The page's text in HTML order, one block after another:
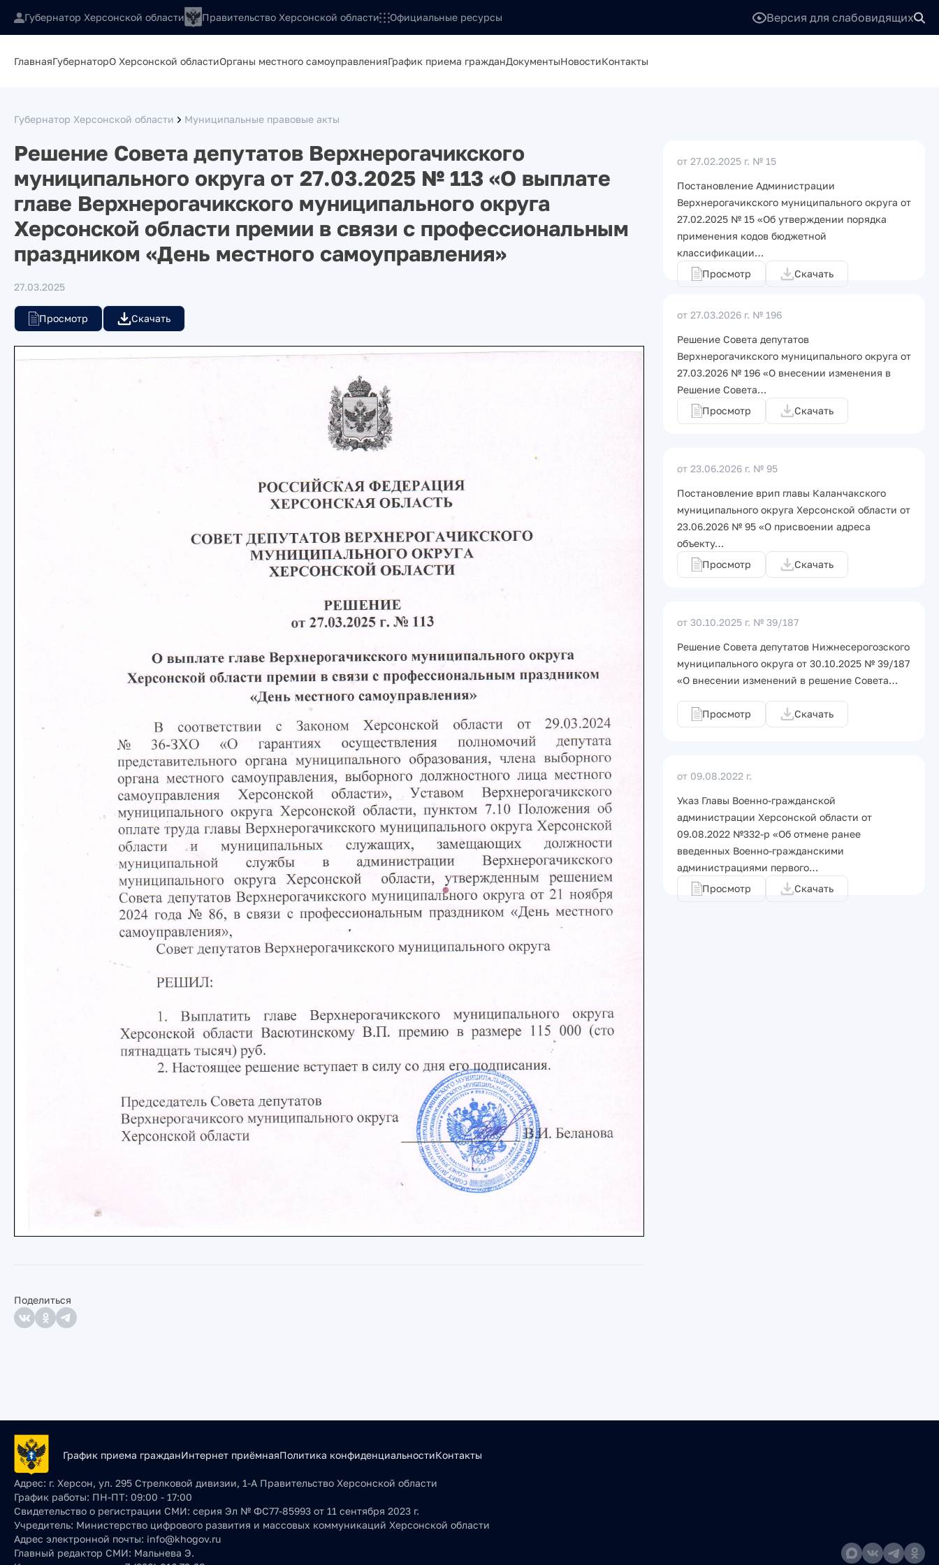
Губернатор Херсонской области Правительство Херсонской области Официальные ресурсы Версия для слабовидящих
ГлавнаяГубернаторО Херсонской областиОрганы местного самоуправленияГрафик приема гражданДокументыНовостиКонтакты
Губернатор Херсонской области Муниципальные правовые акты
Решение Совета депутатов Верхнерогачикского
муниципального округа от 27.03.2025 № 113 «О выплате
главе Верхнерогачикского муниципального округа
Херсонской области премии в связи с профессиональным
праздником «День местного самоуправления»
27.03.2025
Просмотр Скачать
Поделиться
от 27.02.2025 г. № 15
Постановление Администрации
Верхнерогачикского муниципального округа от
27.02.2025 № 15 «Об утверждении порядка
применения кодов бюджетной
классификации…
Просмотр
Скачать
от 27.03.2026 г. № 196
Решение Совета депутатов
Верхнерогачикского муниципального округа от
27.03.2026 № 196 «О внесении изменения в
Решение Совета…
Просмотр
Скачать
от 23.06.2026 г. № 95
Постановление врип главы Каланчакского
муниципального округа Херсонской области от
23.06.2026 № 95 «О присвоении адреса
объекту…
Просмотр
Скачать
от 30.10.2025 г. № 39/187
Решение Совета депутатов Нижнесерогозского
муниципального округа от 30.10.2025 № 39/187
«О внесении изменений в решение Совета…
Просмотр Скачать
от 09.08.2022 г.
Указ Главы Военно-гражданской
администрации Херсонской области от
09.08.2022 №332-р «Об отмене ранее
введенных Военно-гражданскими
администрациями первого…
Просмотр
Скачать
График приема гражданИнтернет приёмнаяПолитика конфиденциальностиКонтакты
Адрес: г. Херсон, ул. 295 Стрелковой дивизии, 1-А Правительство Херсонской области
График работы: ПН-ПТ: 09:00 - 17:00
Свидетельство о регистрации СМИ: серия Эл № ФС77-85993 от 11 сентября 2023 г.
Учредитель: Министерство цифрового развития и массовых коммуникаций Херсонской области
Адрес электронной почты: info@khogov.ru
Главный редактор СМИ: Мальнева Э.